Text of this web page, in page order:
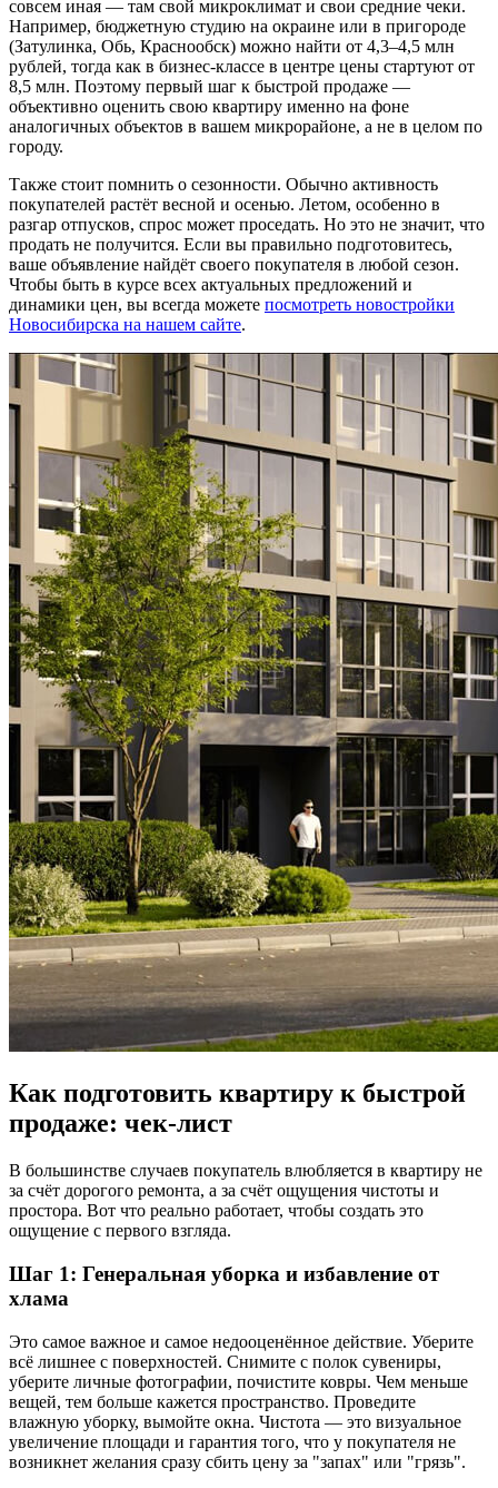
совсем иная — там свой микроклимат и свои средние чеки.
Например, бюджетную студию на окраине или в пригороде
(Затулинка, Обь, Краснообск) можно найти от 4,3–4,5 млн
рублей, тогда как в бизнес-классе в центре цены стартуют от
8,5 млн. Поэтому первый шаг к быстрой продаже —
объективно оценить свою квартиру именно на фоне
аналогичных объектов в вашем микрорайоне, а не в целом по
городу.
Также стоит помнить о сезонности. Обычно активность
покупателей растёт весной и осенью. Летом, особенно в
разгар отпусков, спрос может проседать. Но это не значит, что
продать не получится. Если вы правильно подготовитесь,
ваше объявление найдёт своего покупателя в любой сезон.
Чтобы быть в курсе всех актуальных предложений и
динамики цен, вы всегда можете посмотреть новостройки
Новосибирска на нашем сайте.
Как подготовить квартиру к быстрой
продаже: чек-лист
В большинстве случаев покупатель влюбляется в квартиру не
за счёт дорогого ремонта, а за счёт ощущения чистоты и
простора. Вот что реально работает, чтобы создать это
ощущение с первого взгляда.
Шаг 1: Генеральная уборка и избавление от
хлама
Это самое важное и самое недооценённое действие. Уберите
всё лишнее с поверхностей. Снимите с полок сувениры,
уберите личные фотографии, почистите ковры. Чем меньше
вещей, тем больше кажется пространство. Проведите
влажную уборку, вымойте окна. Чистота — это визуальное
увеличение площади и гарантия того, что у покупателя не
возникнет желания сразу сбить цену за "запах" или "грязь".